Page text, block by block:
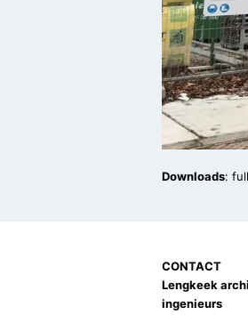
Downloads:
CONTACT
Lengkeek
ingenieurs